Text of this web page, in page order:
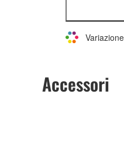
audio al
agosto
Accessori